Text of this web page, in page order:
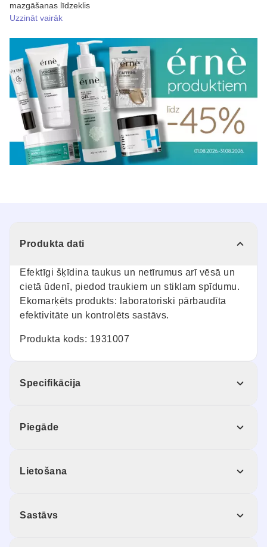
mazgāšanas līdzeklis
Uzzināt vairāk
Produkta dati
Efektīgi šķīdina taukus un netīrumus arī vēsā un
cietā ūdenī, piedod traukiem un stiklam spīdumu.
Ekomarķēts produkts: laboratoriski pārbaudīta
efektivitāte un kontrolēts sastāvs.
Produkta kods: 1931007
Specifikācija
Piegāde
Lietošana
Sastāvs